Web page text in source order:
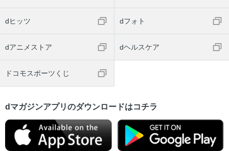
dヒッツ dフォト
dアニメストア dヘルスケア
ドコモスポーツくじ
dマガジンアプリのダウンロードはコチラ